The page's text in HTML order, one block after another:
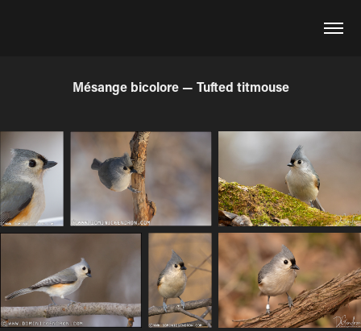
Mésange bicolore — Tufted titmouse